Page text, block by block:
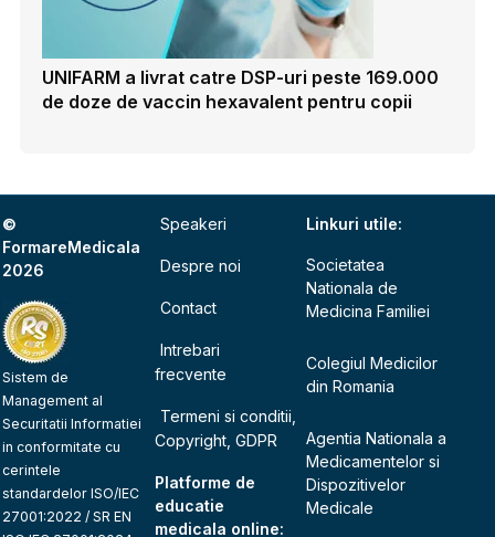
UNIFARM a livrat catre DSP-uri peste 169.000
de doze de vaccin hexavalent pentru copii
©
FormareMedicala
2026
Sistem de
Management al
Securitatii Informatiei
in conformitate cu
cerintele
standardelor ISO/IEC
27001:2022 / SR EN
Speakeri
Despre noi
Contact
Intrebari
frecvente
Termeni si conditii,
Copyright, GDPR
Platforme de
educatie
medicala online:
Linkuri utile:
Societatea
Nationala de
Medicina Familiei
Colegiul Medicilor
din Romania
Agentia Nationala a
Medicamentelor si
Dispozitivelor
Medicale